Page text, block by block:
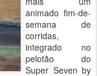
animado fim-de-
semana de
corridas,
integrado no
pelotão do
Super Seven by